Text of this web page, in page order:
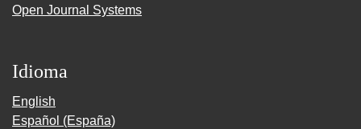
Open Journal Systems
Idioma
English
Español (España)